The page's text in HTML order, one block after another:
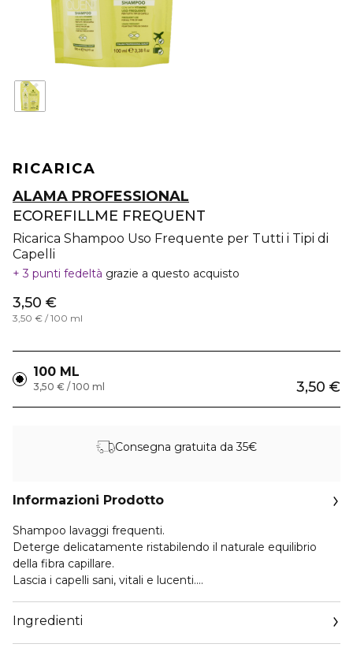
RICARICA
ALAMA PROFESSIONAL
ECOREFILLME FREQUENT
Ricarica Shampoo Uso Frequente per Tutti i Tipi di
Capelli
3 punti fedeltà grazie a questo acquisto
3,50 €
3,50 € / 100 ml
100 ML
3,50 €
3,50 € / 100 ml
Consegna gratuita da 35€
Informazioni Prodotto
Shampoo lavaggi frequenti.
Deterge delicatamente ristabilendo il naturale equilibrio
della fibra capillare.
Lascia i capelli sani, vitali e lucenti.
Ingredienti